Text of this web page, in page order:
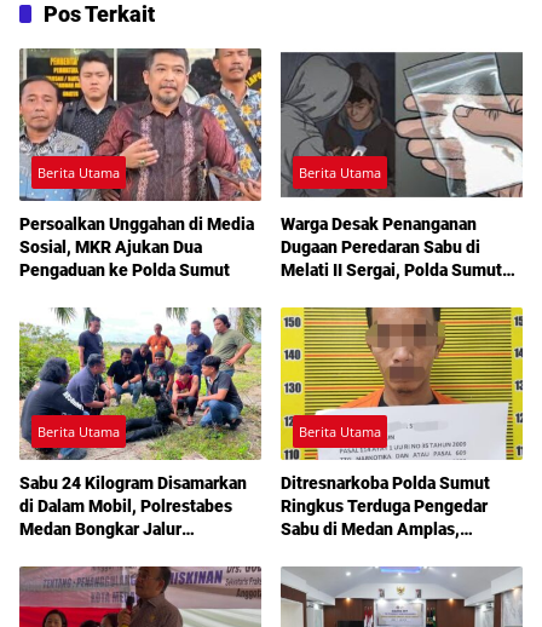
Pos Terkait
Berita Utama
Persoalkan Unggahan di Media
Sosial, MKR Ajukan Dua
Pengaduan ke Polda Sumut
Berita Utama
Warga Desak Penanganan
Dugaan Peredaran Sabu di
Melati II Sergai, Polda Sumut
Berita Utama
Sabu 24 Kilogram Disamarkan
di Dalam Mobil, Polrestabes
Medan Bongkar Jalur
Berita Utama
Ditresnarkoba Polda Sumut
Ringkus Terduga Pengedar
Sabu di Medan Amplas,